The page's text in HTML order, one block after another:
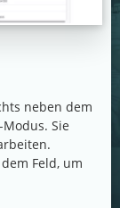
neben dem
Sie
Feld, um